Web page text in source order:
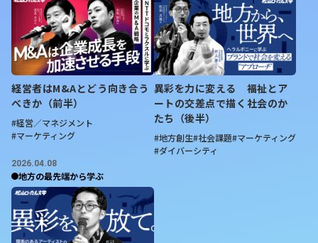
経営者はM&Aとどう向き合う
べきか（前半）
#経営／マネジメント
#マーケティング
異彩を力に変える 福祉とア
ートの交差点で描く社会のか
たち（後半）
#地方創生#社会課題#マーケティング
#ダイバーシティ
2026.04.08
地方の最先端から学ぶ